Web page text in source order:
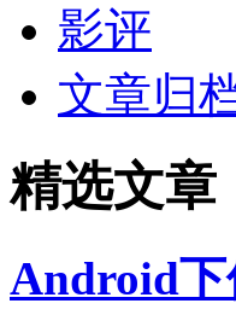
影评
文章归
精选文章
Android下